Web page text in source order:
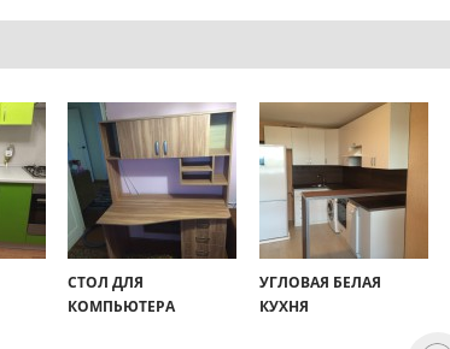
СТОЛ ДЛЯ
КОМПЬЮТЕРА
УГЛОВАЯ БЕЛАЯ
КУХНЯ